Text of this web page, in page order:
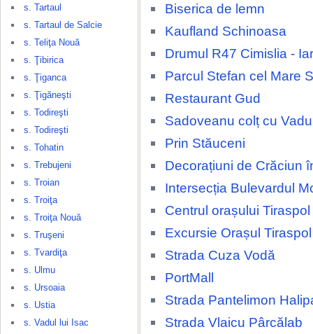
s. Tartaul
s. Tartaul de Salcie
s. Teliţa Nouă
s. Ţibirica
s. Ţiganca
s. Ţigăneşti
s. Todireşti
s. Todireşti
s. Tohatin
s. Trebujeni
s. Troian
s. Troiţa
s. Troiţa Nouă
s. Truşeni
s. Tvardiţa
s. Ulmu
s. Ursoaia
s. Ustia
s. Vadul lui Isac
Biserica de lemn
Kaufland Schinoasa
Drumul R47 Cimislia -
Parcul Stefan cel Mare
Restaurant Gud
Sadoveanu colț cu
Prin Stăuceni
Decorațiuni de Crăciun
Intersecția Bulevardul
Centrul orașului Tiraspol
Excursie Orașul Tiraspol
Strada Cuza Vodă
PortMall
Strada Pantelimon
Strada Vlaicu Pârcălab